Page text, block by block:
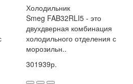
Холодильник
Smeg FAB32RLI5 - это
двухдверная комбинация
холодильного отделения с
морозильн..
301939р.